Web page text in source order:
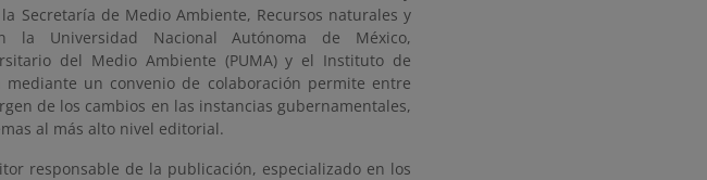
Secretaría de Medio Ambiente, Recursos naturales y
la Universidad Nacional Autónoma de México,
del Medio Ambiente (PUMA) y el Instituto de
mediante un convenio de colaboración permite entre
de los cambios en las instancias gubernamentales,
al más alto nivel editorial.
responsable de la publicación, especializado en los